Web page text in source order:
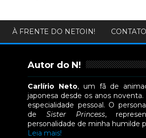
À FRENTE DO NETOIN! CONTATO
Autor do N!
Carlírio Neto, um fã de
japonesa desde os anos noventa.
especialidade pessoal. O
deSister Princess,
personalidade de minha humilde
Leia mais!